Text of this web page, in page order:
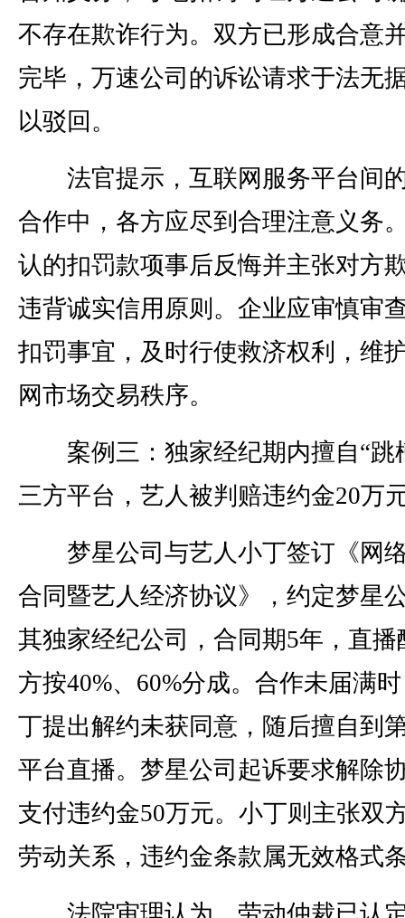
不存在欺诈行为。双方已形成合意
完毕，万速公司的诉讼请求于法无
以驳回。
法官提示，互联网服务平台间
合作中，各方应尽到合理注意义务
认的扣罚款项事后反悔并主张对方
违背诚实信用原则。企业应审慎审
扣罚事宜，及时行使救济权利，维
网市场交易秩序。
案例三：独家经纪期内擅自“跳
三方平台，艺人被判赔违约金20万
梦星公司与艺人小丁签订《网
合同暨艺人经济协议》，约定梦星
其独家经纪公司，合同期5年，直播
方按40%、60%分成。合作未届满
丁提出解约未获同意，随后擅自到
平台直播。梦星公司起诉要求解除
支付违约金50万元。小丁则主张双
劳动关系，违约金条款属无效格式